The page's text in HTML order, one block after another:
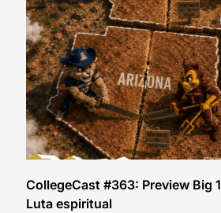
CollegeCast #363: Preview Big
Luta espiritual